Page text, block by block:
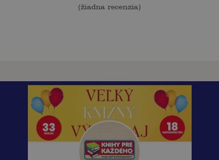
(žiadna recenzia)